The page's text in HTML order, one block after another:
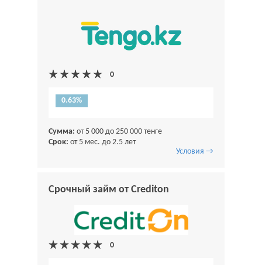
0.63%
Сумма: от 5 000 до 250 000 тенге
Срок: от 5 мес. до 2.5 лет
Условия →
Срочный займ от Crediton